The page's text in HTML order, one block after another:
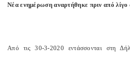
Νέα ενημέρωση αναρτήθηκε πριν από
Από τις 30-3-2020 εντάσσονται στη